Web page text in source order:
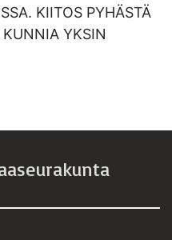
KIITOS PYHÄSTÄ
KUNNIA YKSIN